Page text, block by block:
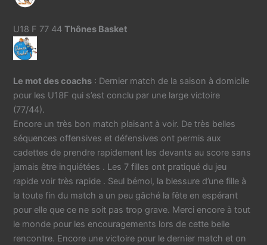
U18 F 77 44Thônes Basket
Le mot des coachs : Dernier match de la saison à domicile
pour les U18F qui s’est conclu par une large victoire
(77/44).
Encore un très bon match plaisant à voir. De très belles
séquences offensives et défensives ont permis aux
cadettes de prendre rapidement les devants au score sans
jamais être inquiétées . Les 7 filles ont pratiqué du jeu
rapide voir très rapide . Seul bémol, la blessure d’une fille à
la toute fin du match a un peu gâché la fête en espérant
pour elle que ce ne soit pas trop grave. Merci encore à tout
le monde pour les encouragements lors de cette belle
rencontre. Encore une victoire pour le dernier match et on